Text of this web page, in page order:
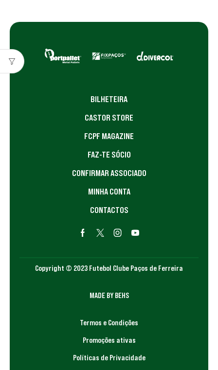
BILHETEIRA
CASTOR STORE
FCPF MAGAZINE
FAZ-TE SÓCIO
CONFIRMAR ASSOCIADO
MINHA CONTA
CONTACTOS
Copyright © 2023 Futebol Clube Paços de Ferreira
MADE BY BEHS
Termos e Condições
Promoções ativas
Políticas de Privacidade